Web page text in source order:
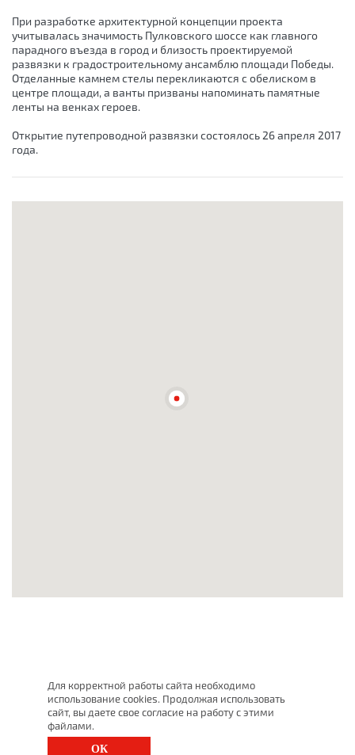
При разработке архитектурной концепции проекта
учитывалась значимость Пулковского шоссе как главного
парадного въезда в город и близость проектируемой
развязки к градостроительному ансамблю площади Победы.
Отделанные камнем стелы перекликаются с обелиском в
центре площади, а ванты призваны напоминать памятные
ленты на венках героев.
Открытие путепроводной развязки состоялось 26 апреля 2017
года.
Для корректной работы сайта необходимо
использование cookies. Продолжая использовать
сайт, вы даете свое согласие на работу с этими
файлами.
ОК